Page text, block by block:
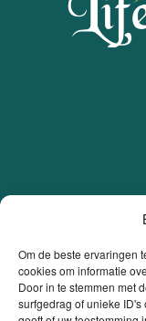
Om de beste ervaringen
cookies om informatie
Door in te stemmen met
surfgedrag of unieke